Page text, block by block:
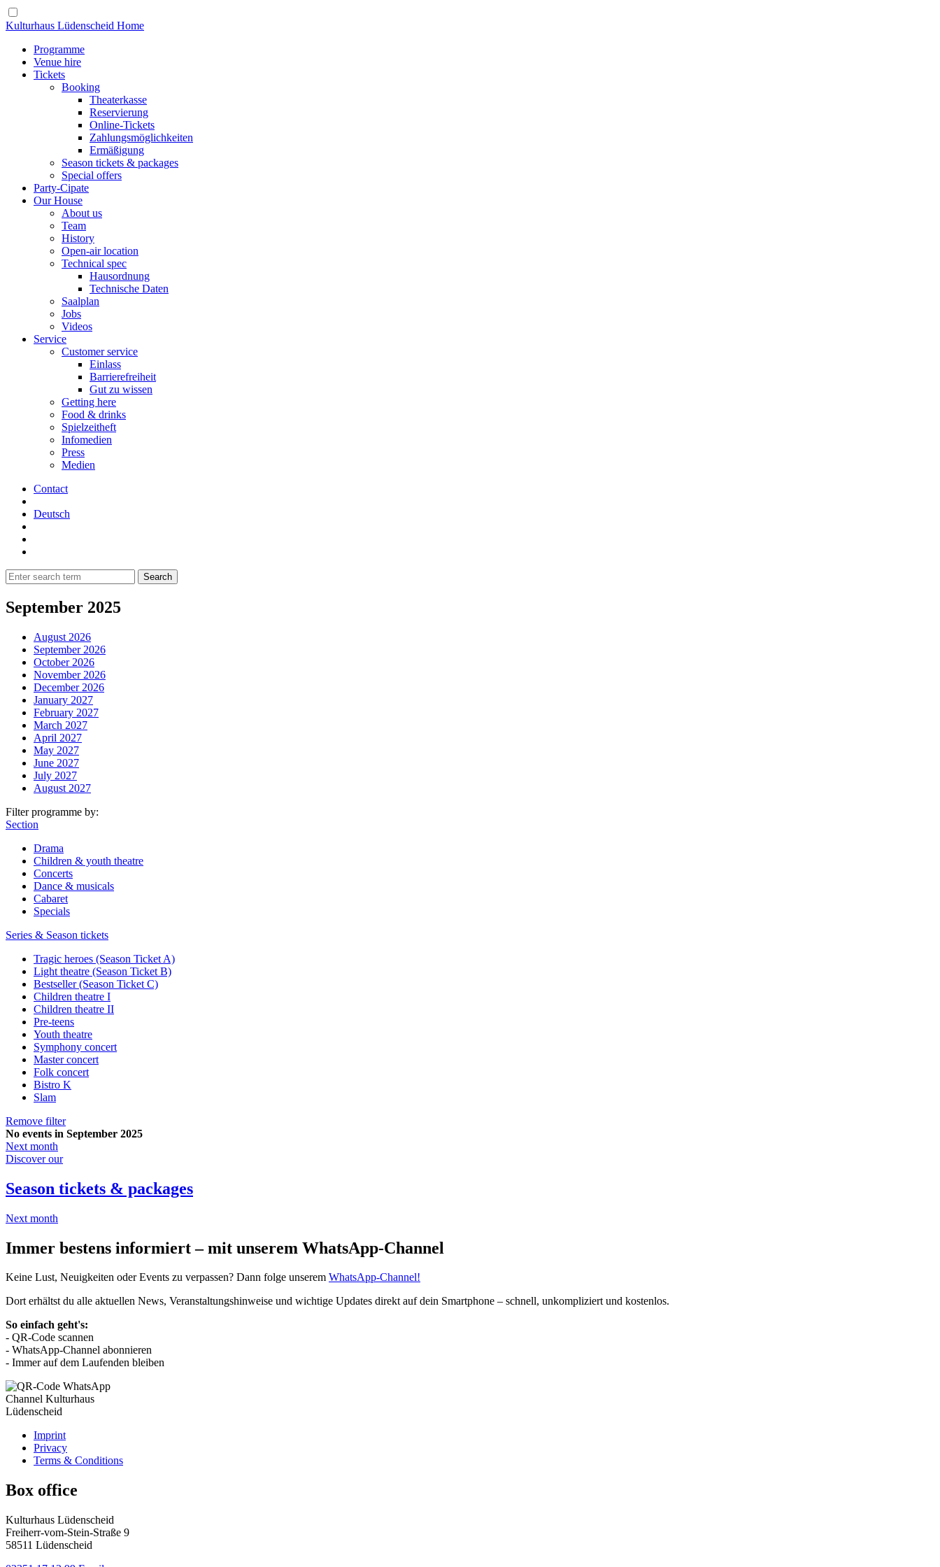
Kulturhaus Lüdenscheid Home
Programme
Venue hire
Tickets
Booking
Theaterkasse
Reservierung
Online-Tickets
Zahlungsmöglichkeiten
Ermäßigung
Season tickets & packages
Special offers
Party-Cipate
Our House
About us
Team
History
Open-air location
Technical spec
Hausordnung
Technische Daten
Saalplan
Jobs
Videos
Service
Customer service
Einlass
Barrierefreiheit
Gut zu wissen
Getting here
Food & drinks
Spielzeitheft
Infomedien
Press
Medien
Contact
Deutsch
September 2025
August 2026
September 2026
October 2026
November 2026
December 2026
January 2027
February 2027
March 2027
April 2027
May 2027
June 2027
July 2027
August 2027
Filter programme by:
Section
Drama
Children & youth theatre
Concerts
Dance & musicals
Cabaret
Specials
Series & Season tickets
Tragic heroes (Season Ticket A)
Light theatre (Season Ticket B)
Bestseller (Season Ticket C)
Children theatre I
Children theatre II
Pre-teens
Youth theatre
Symphony concert
Master concert
Folk concert
Bistro K
Slam
Remove filter
No events in September 2025
Next month
Discover our
Season tickets & packages
Next month
Immer bestens informiert – mit unserem WhatsApp-Channel
Keine Lust, Neuigkeiten oder Events zu verpassen? Dann folge unserem WhatsApp-Channel!
Dort erhältst du alle aktuellen News, Veranstaltungshinweise und wichtige Updates direkt auf dein Smartphone – schnell, unkompliziert und kostenlos.
So einfach geht's:
- QR-Code scannen
- WhatsApp-Channel abonnieren
- Immer auf dem Laufenden bleiben
Imprint
Privacy
Terms & Conditions
Box office
Kulturhaus Lüdenscheid
Freiherr-vom-Stein-Straße 9
58511 Lüdenscheid